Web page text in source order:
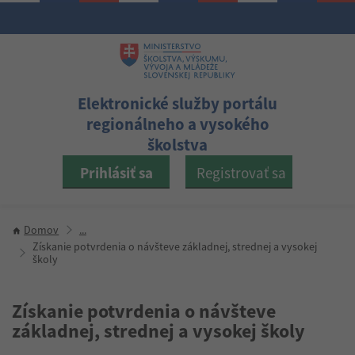
Elektronické služby portálu
regionálneho a vysokého
školstva
Prihlásiť sa Registrovať sa
Domov
...
Získanie potvrdenia o návšteve základnej, strednej a vysokej
školy
Získanie potvrdenia o návšteve
základnej, strednej a vysokej školy